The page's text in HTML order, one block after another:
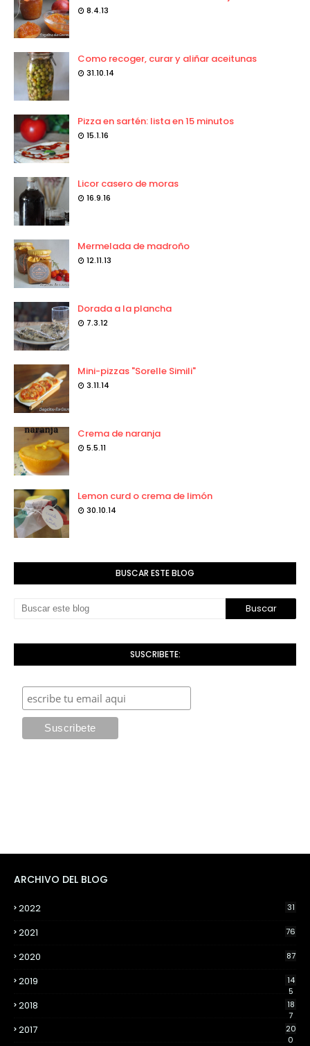
8.4.13
Como recoger, curar y aliñar aceitunas
31.10.14
Pizza en sartén: lista en 15 minutos
15.1.16
Licor casero de moras
16.9.16
Mermelada de madroño
12.11.13
Dorada a la plancha
7.3.12
Mini-pizzas "Sorelle Simili"
3.11.14
Crema de naranja
5.5.11
Lemon curd o crema de limón
30.10.14
BUSCAR ESTE BLOG
SUSCRIBETE:
ARCHIVO DEL BLOG
2022 31
2021 76
2020 87
2019
14
5
2018
18
7
2017
20
0